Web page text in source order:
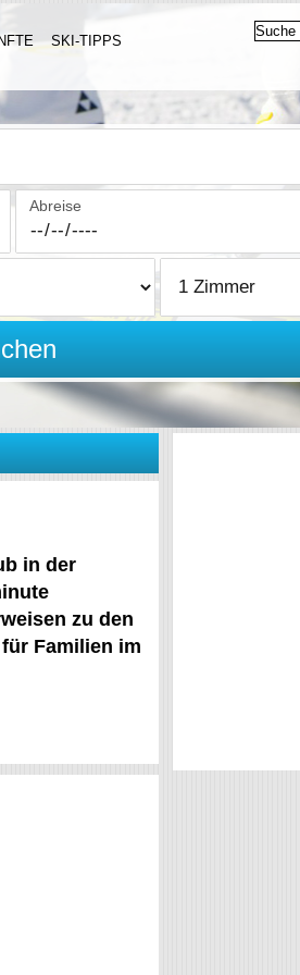
SKI-TIPPS
Abreise
in der
zu den
Familien im